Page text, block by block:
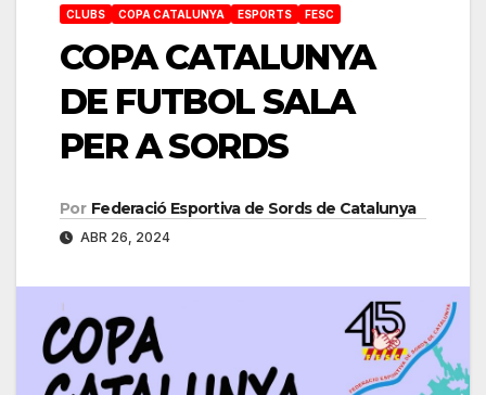
CLUBS COPA CATALUNYA ESPORTS FESC
COPA CATALUNYA
DE FUTBOL SALA
PER A SORDS
Por Federació Esportiva de Sords de Catalunya
ABR 26, 2024